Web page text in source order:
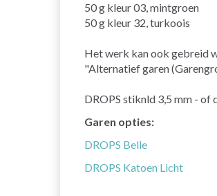
50 g kleur 03, mintgroen
50 g kleur 32, turkoois
Het werk kan ook gebreid
"Alternatief garen
DROPS stiknld 3,5 mm - of
Garen opties:
DROPS Belle
DROPS Katoen Licht